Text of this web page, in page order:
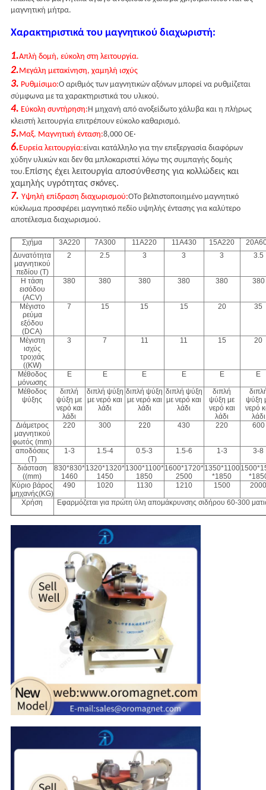
μαγνητική μήτρα.
Χαρακτηριστικά του μαγνητικού διαχωριστή:
1.Απλή δομή, εύκολη στη λειτουργία.
2.Μεγάλη μετακίνηση, χαμηλή ισχύς
3. Ρυθμίσιμο:Ο αριθμός των μαγνητικών αξόνων μπορεί να ρυθμίζεται
σύμφωνα με τα χαρακτηριστικά του υλικού.
4. Εύκολη συντήρηση:Η μηχανή από ανοξείδωτο χάλυβα και η πλήρως
κλειστή λειτουργία επιτρέπουν εύκολο καθαρισμό.
5.Μαξ. Μαγνητική ένταση:8,000 OE·
6.Ευρεία λειτουργία:είναι κατάλληλο για την επεξεργασία διαφόρων
χύδην υλικών και δεν θα μπλοκαριστεί λόγω της συμπαγής δομής
του.Επίσης έχει λειτουργία αποσύνθεσης για κολλώδεις και
χαμηλής υγρότητας σκόνες.
7. Υψηλή επίδραση διαχωρισμού:ΟΤο βελτιστοποιημένο μαγνητικό
κύκλωμα προσφέρει μαγνητικό πεδίο υψηλής έντασης για καλύτερο
αποτέλεσμα διαχωρισμού.
Σχήμα 3Α220 7Α300 11Α220 11Α430 15Α220
Δυνατότητα
μαγνητικού
πεδίου (T)
2 2.5 3 3 3 3.5
Η τάση
εισόδου
(ACV)
380 380 380 380 380 380
Μέγιστο
ρεύμα
εξόδου
(DCA)
7 15 15 15 20 35
Μέγιστη
ισχύς
τροχιάς
((KW)
3 7 11 11 15 20
Μέθοδος
μόνωσης
Ε Ε Ε Ε Ε Ε
Μέθοδος
ψύξης
διπλή
ψύξη με
νερό και
λάδι
διπλή ψύξη
με νερό και
λάδι
διπλή ψύξη
με νερό και
λάδι
διπλή ψύξη
με νερό και
λάδι
διπλή
ψύξη με
νερό και
λάδι
ψύξη
νερό
λάδι
Διάμετρος
μαγνητικού
φωτός (mm)
220 300 220 430 220 600
αποδόσεις
(Τ)
1-3 1.5-4 0.5-3 1.5-6 1-3 3-8
διάσταση
((mm)
830*830*
1460
1320*1320*
1450
1300*1100*
1850
1600*1720*
2500
1350*1100
*1850
Κύριο βάρος
μηχανής(KG)
490 1020 1130 1210 1500
Χρήση Εφαρμόζεται για πρώτη ύλη απομάκρυνσης σιδήρου 60-300